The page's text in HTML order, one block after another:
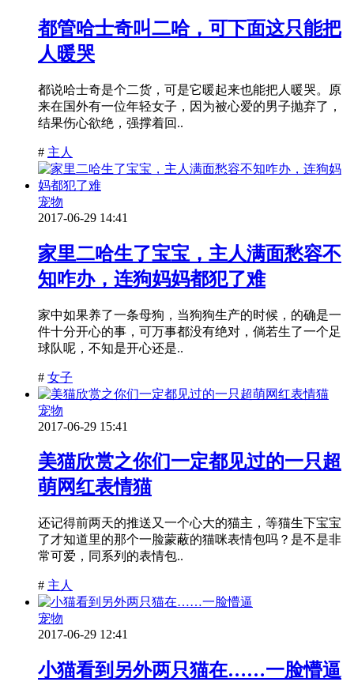
都管哈士奇叫二哈，可下面这只能把
人暖哭
都说哈士奇是个二货，可是它暖起来也能把人暖哭。原
来在国外有一位年轻女子，因为被心爱的男子抛弃了，
结果伤心欲绝，强撑着回..
# 主人
宠物
2017-06-29 14:41
家里二哈生了宝宝，主人满面愁容不
知咋办，连狗妈妈都犯了难
家中如果养了一条母狗，当狗狗生产的时候，的确是一
件十分开心的事，可万事都没有绝对，倘若生了一个足
球队呢，不知是开心还是..
# 女子
宠物
2017-06-29 15:41
美猫欣赏之你们一定都见过的一只超
萌网红表情猫
还记得前两天的推送又一个心大的猫主，等猫生下宝宝
了才知道里的那个一脸蒙蔽的猫咪表情包吗？是不是非
常可爱，同系列的表情包..
# 主人
宠物
2017-06-29 12:41
小猫看到另外两只猫在……一脸懵逼